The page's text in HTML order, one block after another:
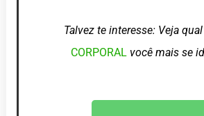
Talvez te interesse: Veja qual
CORPORAL você mais se